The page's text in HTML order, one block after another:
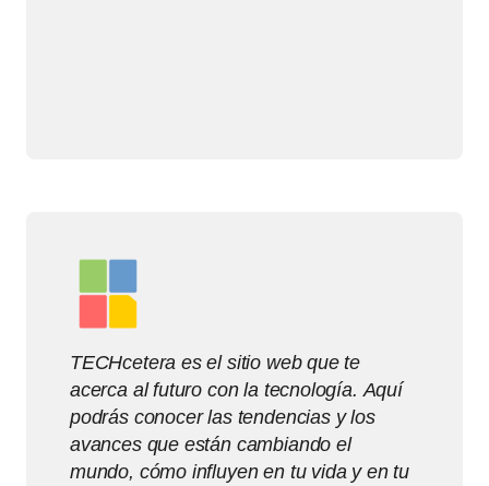
TECHcetera es el sitio web que te
acerca al futuro con la tecnología. Aquí
podrás conocer las tendencias y los
avances que están cambiando el
mundo, cómo influyen en tu vida y en tu